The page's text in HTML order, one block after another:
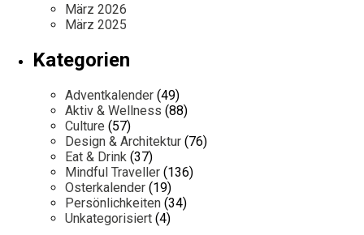
März 2026
März 2025
Kategorien
Adventkalender (49)
Aktiv & Wellness (88)
Culture (57)
Design & Architektur (76)
Eat & Drink (37)
Mindful Traveller (136)
Osterkalender (19)
Persönlichkeiten (34)
Unkategorisiert (4)